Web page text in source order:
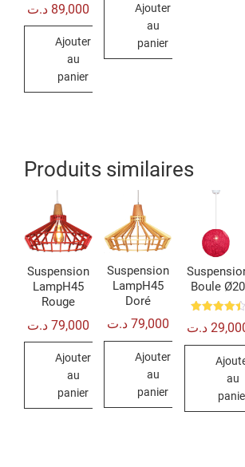
5.00
89,000 د.ت
Ajouter
au
panier
Ajouter
au
panier
Produits similaires
Suspension
LampH45
Rouge
79,000 د.ت
Ajouter
au
panier
Suspension
LampH45
Doré
79,000 د.ت
Ajouter
au
panier
Boule Ø20
Note
4.50د.ت
au